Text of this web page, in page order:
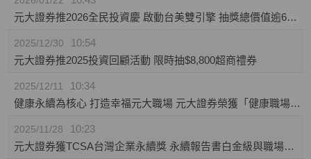
元大證券推2026全民投資慶 啟動台美雙引擎 抽獎總價值逾60萬
2025/12/30
10:54
元大證券推2025投資回顧活動 限時抽$8,800超商禮券
2025/12/11
10:34
健康永續為核心 打造幸福元大職場 元大證券榮獲「健康職場標竿獎」銅獎
2025/11/28
10:23
元大證券獲TCSA台灣企業永續獎 永續報告書白金級與職場福祉領袖獎雙項肯定